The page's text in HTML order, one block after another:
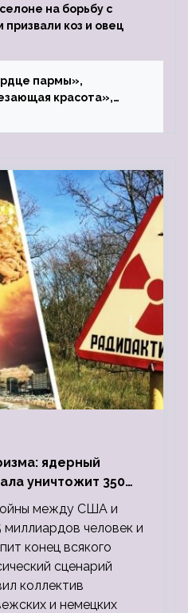
на борьбу с
призвали коз и овец
пармы»,
красота»,
ядерный
уничтожит 350
5 миллиардов
между США и
миллиардов человек и
конец всякого
сценарий
коллектив
и немецких